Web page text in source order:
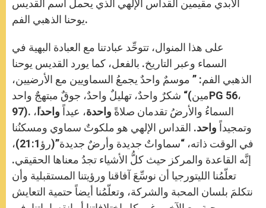
الأبدي مقيمين القداس الإلهي الذي يحمل اسم القديس
يوحنا الذهبي الفم.
على هذا المنوال، تتوحِّد عبادتنا مع العبادة البهية في
السماء وعبر التاريخ. بالفعل، كما يورد القديس يوحنا
الذهبي الفم: ” موسمٌ واحدٌ يجمعُ السماويين مع الأرضيين،
شكرٌ واحدٌ، تهليلٌ واحدٌ، جوقٌ مبتهجٌ واحد “(مينPG 56،
97). السماءُ والأرضُ تقدمان صلاةً واحدة، عيداً واحدا ً،
وتمجيداً واحد. القداس الإلهي هو ملكوتٌ سماوي ومسكنُنا
في الوقت ذاته، “سماواتٌ جديدة وأرضٌ جديدة”(رؤ21:1)،
إنَّه القاعدة والمركز حيث كلُّ الأشياء تجدُ معناها الحقيقي.
تعلّمُنا الليتورجيا أن نوسِّعَ آفاقنا ورؤيتنا المستقبلية وأن
نتكلمَ بلسان المحبة والشركة، وتعلّمُنا أيضاً حتمية التعايش